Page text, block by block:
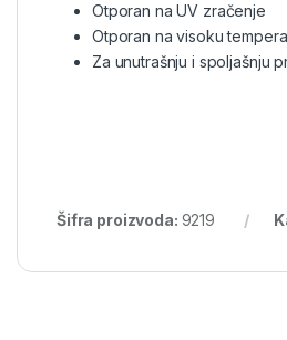
Otporan na UV zračenje
Otporan na visoku
Za unutrašnju i spoljašnju
Šifra proizvoda: 9219